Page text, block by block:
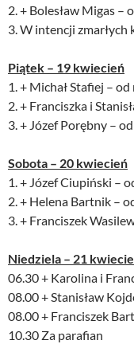
2. + Bolesław Migas –
3. W intencji zmarłych
Piątek – 19 kwiecień
1. + Michał Stafiej –
2. + Franciszka i
3. + Józef Porębny –
Sobota – 20 kwiecień
1. + Józef Ciupiński –
2. + Helena Bartnik –
3. + Franciszek
Niedziela – 21
06.30 + Karolina i
08.00 + Stanisław
08.00 + Franciszek
10.30 Za parafian